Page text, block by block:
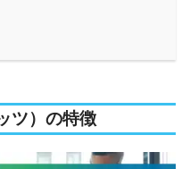
ツ）の特徴